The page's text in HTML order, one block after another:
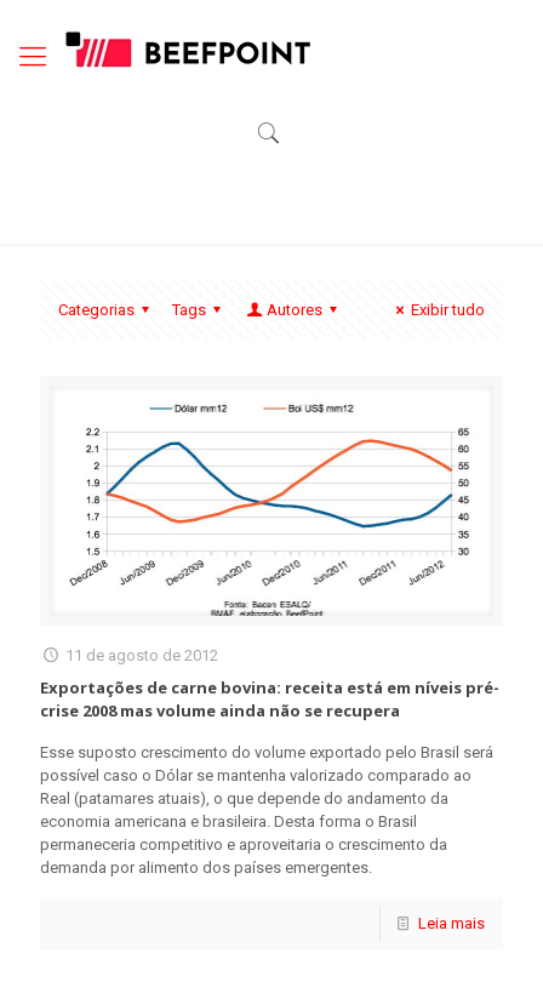
Categorias Tags Autores Exibir tudo
11 de agosto de 2012
Exportações de carne bovina: receita está em níveis pré-
crise 2008 mas volume ainda não se recupera
Esse suposto crescimento do volume exportado pelo Brasil será
possível caso o Dólar se mantenha valorizado comparado ao
Real (patamares atuais), o que depende do andamento da
economia americana e brasileira. Desta forma o Brasil
permaneceria competitivo e aproveitaria o crescimento da
demanda por alimento dos países emergentes.
Leia mais